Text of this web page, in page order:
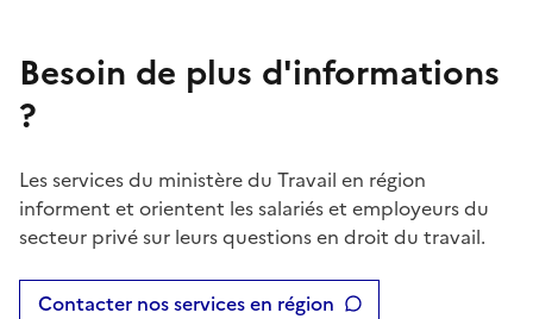
Besoin de plus d'informations
?
Les services du ministère du Travail en région
informent et orientent les salariés et employeurs du
secteur privé sur leurs questions en droit du travail.
Contacter nos services en région